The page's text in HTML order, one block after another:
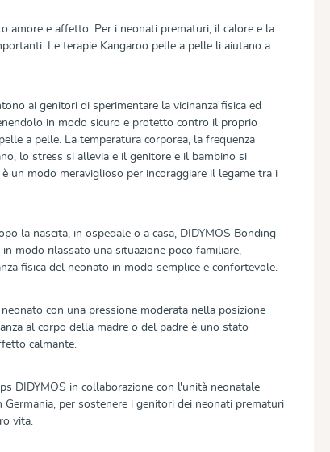
amore e affetto. Per i neonati prematuri, il calore e la
Le terapie Kangaroo pelle a pelle li aiutano a
ai genitori di sperimentare la vicinanza fisica ed
in modo sicuro e protetto contro il proprio
a pelle. La temperatura corporea, la frequenza
lo stress si allevia e il genitore e il bambino si
un modo meraviglioso per incoraggiare il legame tra i
la nascita, in ospedale o a casa, DIDYMOS Bonding
modo rilassato una situazione poco familiare,
fisica del neonato in modo semplice e confortevole.
con una pressione moderata nella posizione
al corpo della madre o del padre è uno stato
calmante.
DIDYMOS in collaborazione con l'unità neonatale
per sostenere i genitori dei neonati prematuri
vita.